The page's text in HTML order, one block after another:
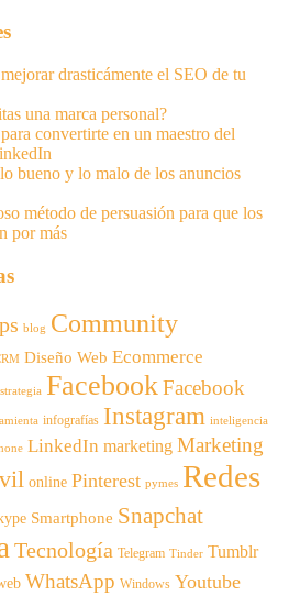
drasticámente el SEO de tu
una marca personal?
convertirte en un maestro del
bueno y lo malo de los anuncios
método de persuasión para que los
por más
blog Community
Diseño Web Ecommerce
FacebookFacebook
infografías Instagram inteligencia
LinkedIn marketing Marketing
online Pinterest pymes Redes
Smartphone Snapchat
Tecnología Telegram Tinder Tumblr
WhatsApp Windows Youtube